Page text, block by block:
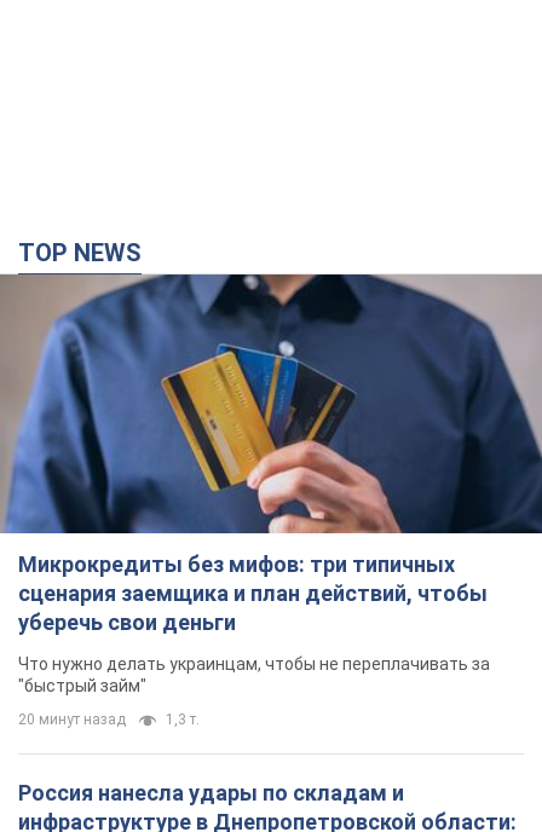
TOP NEWS
Микрокредиты без мифов: три типичных
сценария заемщика и план действий, чтобы
уберечь свои деньги
Что нужно делать украинцам, чтобы не переплачивать за
"быстрый займ"
20 минут назад 1,3 т.
Россия нанесла удары по складам и
инфраструктуре в Днепропетровской области: